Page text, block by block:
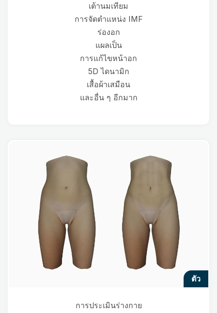
เต้านมเทียม
การจัดตำแหน่ง IMF
ร่องอก
แผลเป็น
การแก้ไขหน้าอก
5D ไดนามิก
เสื้อผ้าเสมือน
และอื่น ๆ อีกมาก
ตัว
การประเมินร่างกาย